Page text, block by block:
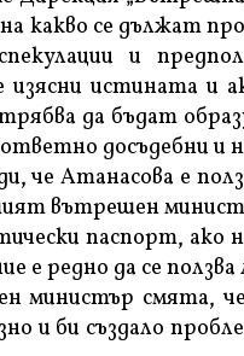
какво се дължат
и
изясни истината и
да бъдат
досъдебни и
че Атанасова е
вътрешен
паспорт, ако
е редно да се
министър смята,
и би създало